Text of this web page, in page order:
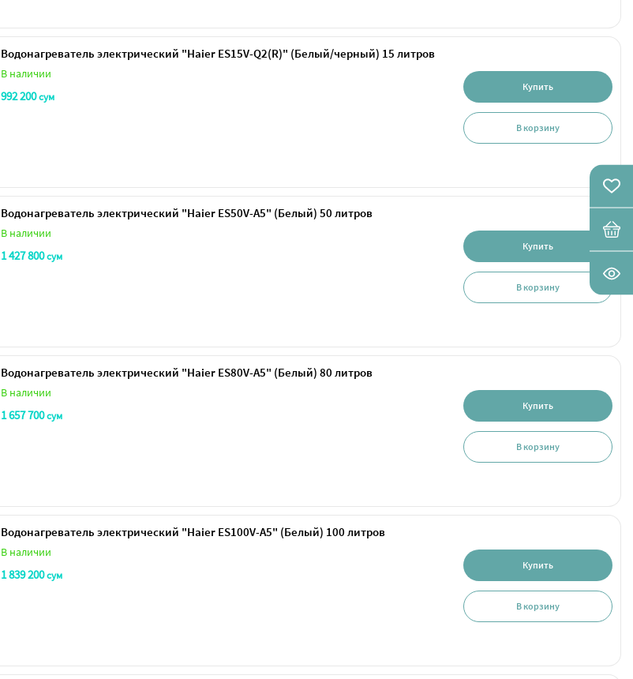
Водонагреватель электрический "Haier ES15V-Q2(R)" (Белый/черный) 15 литров
В наличии
992 200сум
Купить
В корзину
Водонагреватель электрический "Haier ES50V-A5" (Белый) 50 литров
В наличии
1 427 800сум
Купить
В корзину
Водонагреватель электрический "Haier ES80V-A5" (Белый) 80 литров
В наличии
1 657 700сум
Купить
В корзину
Водонагреватель электрический "Haier ES100V-A5" (Белый) 100 литров
В наличии
1 839 200сум
Купить
В корзину